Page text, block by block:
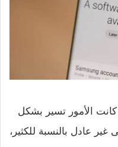
الأمور تسير بشكل
عادل بالنسبة للكثير،